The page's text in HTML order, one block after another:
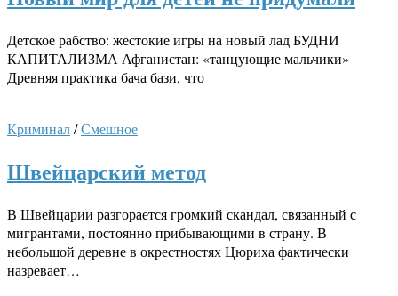
Детское рабство: жестокие игры на новый лад БУДНИ
КАПИТАЛИЗМА Афганистан: «танцующие мальчики»
Древняя практика бача бази, что
Криминал/Смешное
Швейцарский метод
В Швейцарии разгорается громкий скандал, связанный с
мигрантами, постоянно прибывающими в страну. В
небольшой деревне в окрестностях Цюриха фактически
назревает…